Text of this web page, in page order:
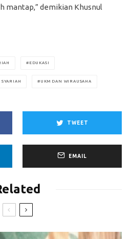
mantap,” demikian Khusnul
EDUKASI
UKM DAN WIRAUSAHA
TWEET
EMAIL